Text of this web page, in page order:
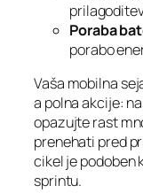
Poraba
porabo
Vaša mobilna
a polna akcije:
opazujte rast
prenehati pred
cikel je podoben
sprintu.